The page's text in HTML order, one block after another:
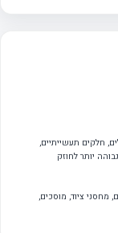
חלקים תעשייתיים,
יותר לחוזק
מחסני ציוד, מוסכים,